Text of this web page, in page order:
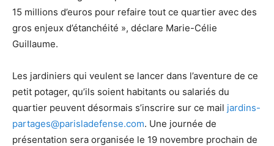
15 millions d’euros pour refaire tout ce quartier avec des
gros enjeux d’étanchéité », déclare Marie-Célie
Guillaume.
Les jardiniers qui veulent se lancer dans l’aventure de ce
petit potager, qu’ils soient habitants ou salariés du
quartier peuvent désormais s’inscrire sur ce mail jardins-
partages@parisladefense.com. Une journée de
présentation sera organisée le 19 novembre prochain de